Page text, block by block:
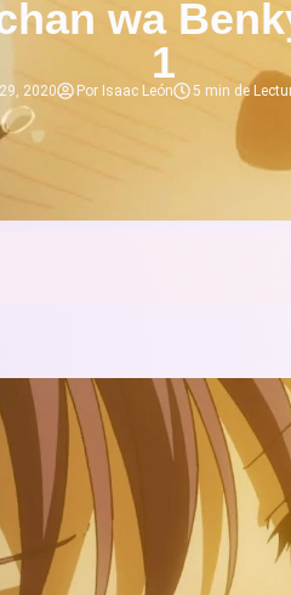
wa
1
2020 Por Isaac León 5 min de